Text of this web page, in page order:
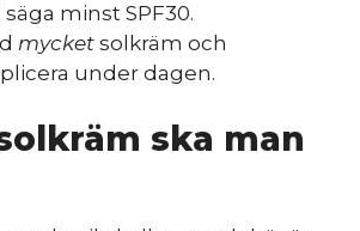
minst SPF30.
mycket solkräm och
under dagen.
ska man